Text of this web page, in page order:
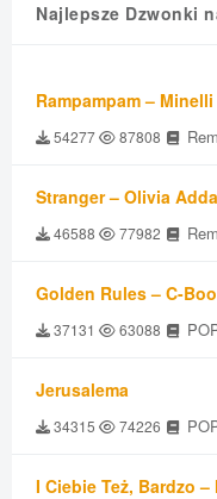
Najlepsze Dzwonki
Rampampam – Minelli
54277 87808
Stranger – Olivia
46588 77982
Golden Rules – C-
37131 63088
Jerusalema
34315 74226
I Ciebie Też, Bardzo